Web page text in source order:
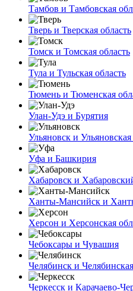
Тамбов и Тамбовская
Тверь и Тверская область
Томск и Томская область
Тула и Тульская область
Тюмень и Тюменская
Улан-Удэ и Бурятия
Ульяновск и Ульяновская
Уфа и Башкирия
Хабаровск и
Ханты-Мансийск и
Херсон и Херсонская
Чебоксары и Чувашия
Челябинск и
Черкесск и Карачаево-